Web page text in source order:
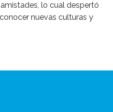
lo cual despertó
nuevas culturas y